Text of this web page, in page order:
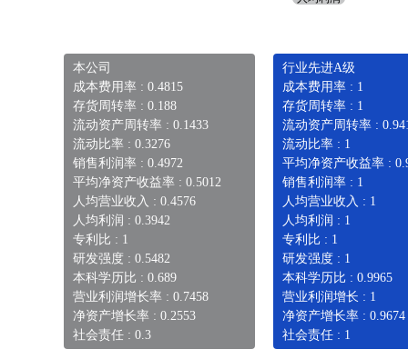
本公司
成本费用率 : 0.4815
存货周转率 : 0.188
流动资产周转率 : 0.1433
流动比率 : 0.3276
销售利润率 : 0.4972
平均净资产收益率 : 0.5012
人均营业收入 : 0.4576
人均利润 : 0.3942
专利比 : 1
研发强度 : 0.5482
本科学历比 : 0.689
营业利润增长率 : 0.7458
净资产增长率 : 0.2553
社会责任 : 0.3
行业先进A级
成本费用率 : 1
存货周转率 : 1
流动资产周转率 :
流动比率 : 1
平均净资产收益率 :
销售利润率 : 1
人均营业收入 : 1
人均利润 : 1
专利比 : 1
研发强度 : 1
本科学历比 : 0.9965
营业利润增长 : 1
净资产增长率 : 0.9674
社会责任 : 1